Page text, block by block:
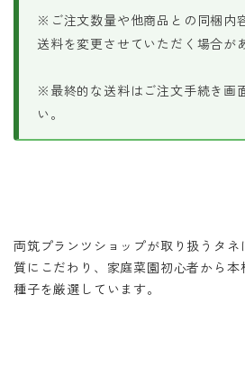
※ご注文数量や他商品との同梱内
送料を変更させていただく場合が
※最終的な送料はご注文手続き画
い。
両筑プランツショップが取り扱うタ
質にこだわり、家庭菜園初心者から
種子を厳選しています。